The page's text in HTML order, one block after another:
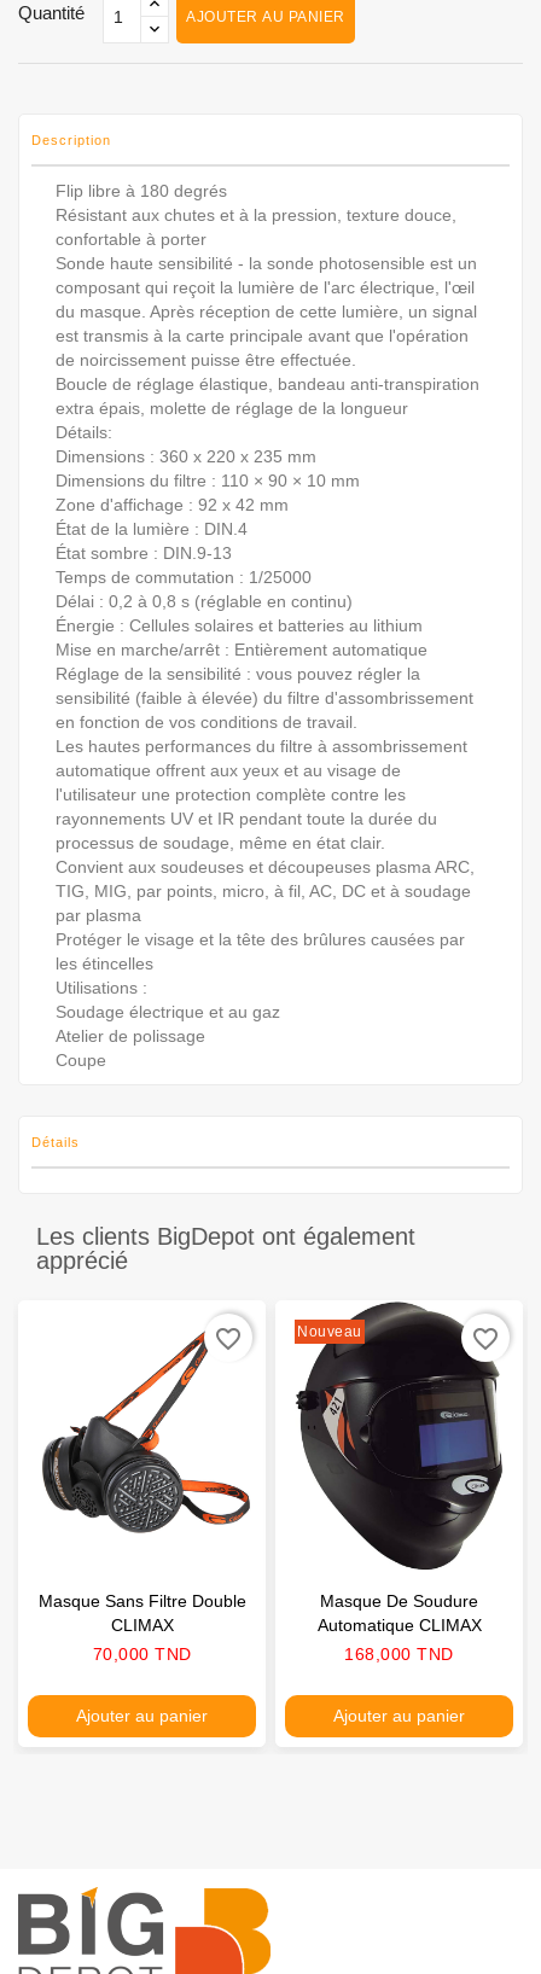
Quantité AJOUTER AU PANIER
Description
Flip libre à 180 degrés
Résistant aux chutes et à la pression, texture douce,
confortable à porter
Sonde haute sensibilité - la sonde photosensible est un
composant qui reçoit la lumière de l'arc électrique, l'œil
du masque. Après réception de cette lumière, un signal
est transmis à la carte principale avant que l'opération
de noircissement puisse être effectuée.
Boucle de réglage élastique, bandeau anti-transpiration
extra épais, molette de réglage de la longueur
Détails:
Dimensions : 360 x 220 x 235 mm
Dimensions du filtre : 110 × 90 × 10 mm
Zone d'affichage : 92 x 42 mm
État de la lumière : DIN.4
État sombre : DIN.9-13
Temps de commutation : 1/25000
Délai : 0,2 à 0,8 s (réglable en continu)
Énergie : Cellules solaires et batteries au lithium
Mise en marche/arrêt : Entièrement automatique
Réglage de la sensibilité : vous pouvez régler la
sensibilité (faible à élevée) du filtre d'assombrissement
en fonction de vos conditions de travail.
Les hautes performances du filtre à assombrissement
automatique offrent aux yeux et au visage de
l'utilisateur une protection complète contre les
rayonnements UV et IR pendant toute la durée du
processus de soudage, même en état clair.
Convient aux soudeuses et découpeuses plasma ARC,
TIG, MIG, par points, micro, à fil, AC, DC et à soudage
par plasma
Protéger le visage et la tête des brûlures causées par
les étincelles
Utilisations :
Soudage électrique et au gaz
Atelier de polissage
Coupe
Détails
Les clients BigDepot ont également
apprécié
Masque Sans Filtre Double
CLIMAX
Prix
70,000 TND
Ajouter au panier
favorite_border Nouveau
Masque De Soudure
Automatique CLIMAX
Prix
168,000 TND
Ajouter au panier
favorite_border